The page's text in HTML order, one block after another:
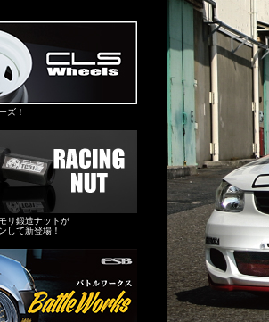
ズ！
リ鍛造ナットが
して新登場！